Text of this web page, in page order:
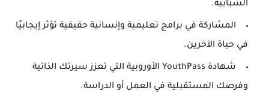
الشبابية.
المشاركة في برامج تعليمية وإنسانية حقيقية تؤثر إيجابيًا
في حياة الآخرين.
شهادة YouthPass الأوروبية
التي تعزز سيرتك الذاتية
وفرصك المستقبلية في العمل أو الدراسة.